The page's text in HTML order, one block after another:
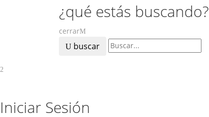
¿qué estás buscando?
cerrar
buscar
Iniciar Sesión